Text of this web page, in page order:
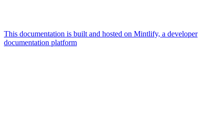
This documentation is built and hosted on Mintlify, a developer
documentation platform